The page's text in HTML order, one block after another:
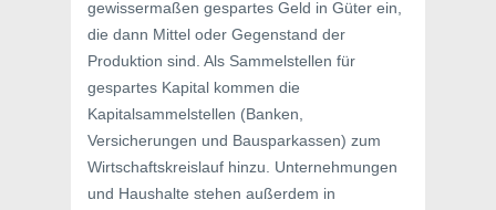
gewissermaßen gespartes Geld in Güter ein,
die dann Mittel oder Gegenstand der
Produktion sind. Als Sammelstellen für
gespartes Kapital kommen die
Kapitalsammelstellen (Banken,
Versicherungen und Bausparkassen) zum
Wirtschaftskreislauf hinzu. Unternehmungen
und Haushalte stehen außerdem in